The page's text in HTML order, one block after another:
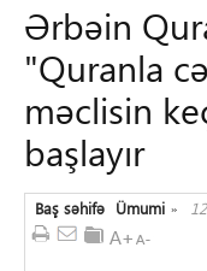
Ərbəin
"Quranla
məclisin
başlayır
Baş səhifə »
Ümumi